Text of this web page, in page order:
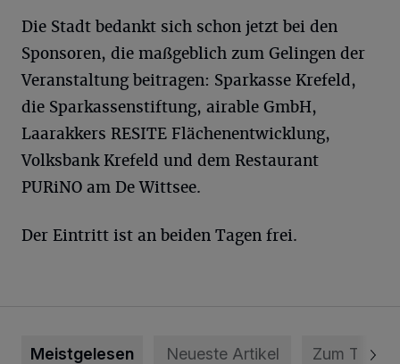
Die Stadt bedankt sich schon jetzt bei den
Sponsoren, die maßgeblich zum Gelingen der
Veranstaltung beitragen: Sparkasse Krefeld,
die Sparkassenstiftung, airable GmbH,
Laarakkers RESITE Flächenentwicklung,
Volksbank Krefeld und dem Restaurant
PURiNO am De Wittsee.
Der Eintritt ist an beiden Tagen frei.
Meistgelesen Neueste Artikel Zum Thema